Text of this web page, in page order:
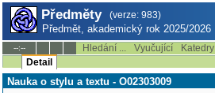
Předměty (verze: 983)
Předmět, akademický rok 2025/2026
--:-- Hledání ... Vyučující Katedry
Detail
Nauka o stylu a textu - O02303009